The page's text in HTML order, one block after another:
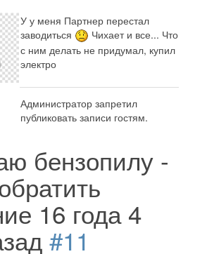
У у меня Партнер перестал
заводиться
Чихает и все... Что
с ним делать не придумал, купил
электро
Администратор запретил
публиковать записи гостям.
бензопилу -
16 года 4
#11